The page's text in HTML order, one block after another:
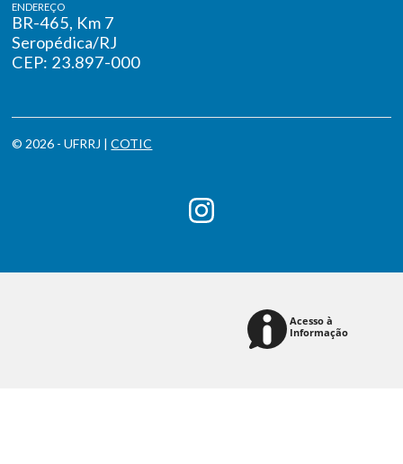
ENDEREÇO
BR-465, Km 7
Seropédica/RJ
CEP: 23.897-000
© 2026 - UFRRJ |COTIC